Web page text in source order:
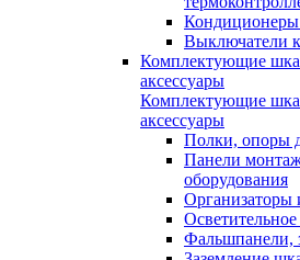
Выключатели
Комплектующие
аксессуары
Комплектующие
аксессуары
Полки, опоры
Панели
оборудования
Организаторы
Фальшпанели,